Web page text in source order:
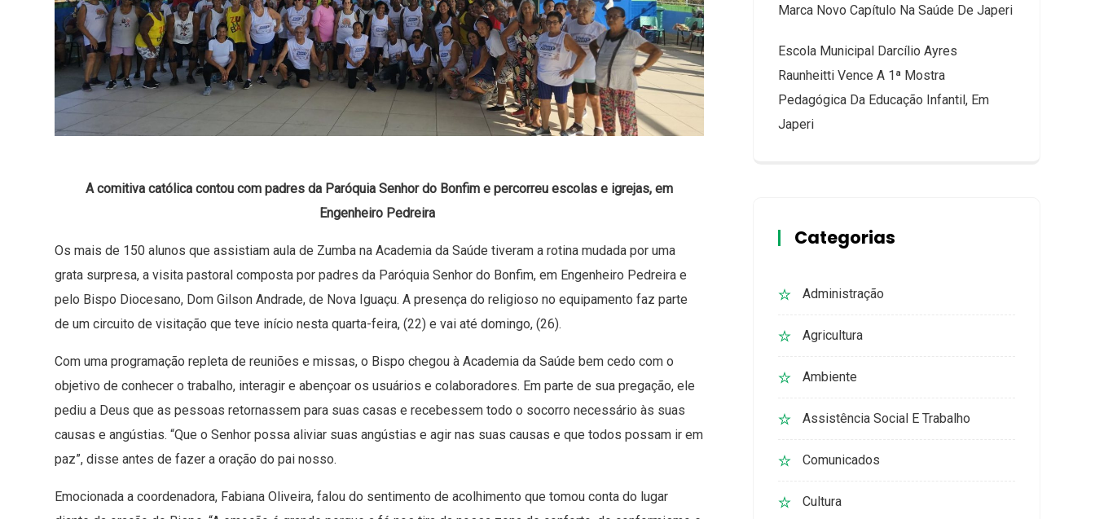
A comitiva católica contou com padres da Paróquia Senhor do Bonfim e percorreu escolas e igrejas, em
Engenheiro Pedreira
Os mais de 150 alunos que assistiam aula de Zumba na Academia da Saúde tiveram a rotina mudada por uma
grata surpresa, a visita pastoral composta por padres da Paróquia Senhor do Bonfim, em Engenheiro Pedreira e
pelo Bispo Diocesano, Dom Gilson Andrade, de Nova Iguaçu. A presença do religioso no equipamento faz parte
de um circuito de visitação que teve início nesta quarta-feira, (22) e vai até domingo, (26).
Com uma programação repleta de reuniões e missas, o Bispo chegou à Academia da Saúde bem cedo com o
objetivo de conhecer o trabalho, interagir e abençoar os usuários e colaboradores. Em parte de sua pregação, ele
pediu a Deus que as pessoas retornassem para suas casas e recebessem todo o socorro necessário às suas
causas e angústias. “Que o Senhor possa aliviar suas angústias e agir nas suas causas e que todos possam ir em
paz”, disse antes de fazer a oração do pai nosso.
Emocionada a coordenadora, Fabiana Oliveira, falou do sentimento de acolhimento que tomou conta do lugar
Marca Novo Capítulo Na Saúde De Japeri
Escola Municipal Darcílio Ayres
Raunheitti Vence A 1ª Mostra
Pedagógica Da Educação Infantil, Em
Japeri
Categorias
Administração
Agricultura
Ambiente
Assistência Social E Trabalho
Comunicados
Cultura